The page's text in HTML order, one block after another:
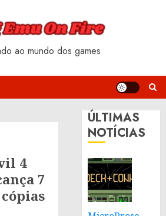
ao mundo dos games
4
7
ÚLTIMAS
NOTÍCIAS